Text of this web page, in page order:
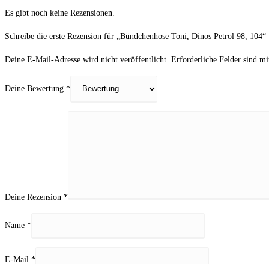
Es gibt noch keine Rezensionen.
Schreibe die erste Rezension für „Bündchenhose Toni, Dinos Petrol 98, 104“
Deine E-Mail-Adresse wird nicht veröffentlicht. Erforderliche Felder sind
Deine Bewertung *
Deine Rezension *
Name *
E-Mail *